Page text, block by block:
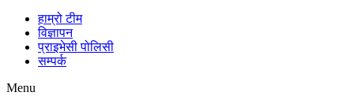
हाम्रो टीम
विज्ञापन
प्राइभेसी पोलिसी
सम्पर्क
Menu